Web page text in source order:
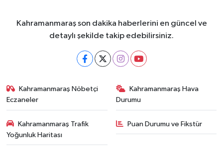
Kahramanmaraş son dakika haberlerini en güncel ve
detaylı şekilde takip edebilirsiniz.
Kahramanmaraş Nöbetçi
Eczaneler
Kahramanmaraş Hava
Durumu
Kahramanmaraş Trafik
Yoğunluk Haritası
Puan Durumu ve Fikstür